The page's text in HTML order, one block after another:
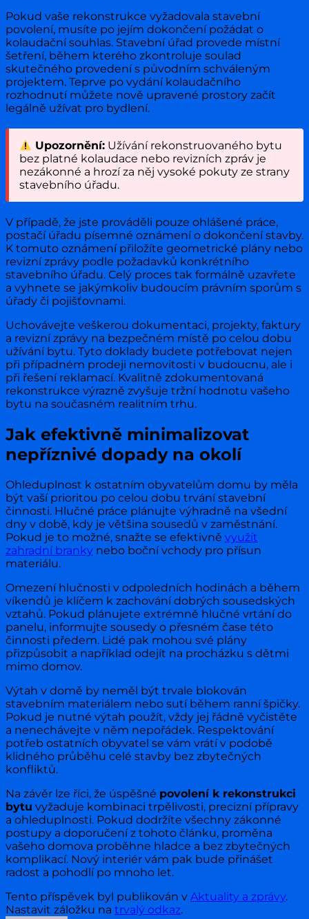
Pokud vaše rekonstrukce vyžadovala stavební
povolení, musíte po jejím dokončení požádat o
kolaudační souhlas. Stavební úřad provede místní
šetření, během kterého zkontroluje soulad
skutečného provedení s původním schváleným
projektem. Teprve po vydání kolaudačního
rozhodnutí můžete nově upravené prostory začít
legálně užívat pro bydlení.
Upozornění: Užívání rekonstruovaného bytu
bez platné kolaudace nebo revizních zpráv je
nezákonné a hrozí za něj vysoké pokuty ze strany
stavebního úřadu.
V případě, že jste prováděli pouze ohlášené práce,
postačí úřadu písemné oznámení o dokončení stavby.
K tomuto oznámení přiložíte geometrické plány nebo
revizní zprávy podle požadavků konkrétního
stavebního úřadu. Celý proces tak formálně uzavřete
a vyhnete se jakýmkoliv budoucím právním sporům s
úřady či pojišťovnami.
Uchovávejte veškerou dokumentaci, projekty, faktury
a revizní zprávy na bezpečném místě po celou dobu
užívání bytu. Tyto doklady budete potřebovat nejen
při případném prodeji nemovitosti v budoucnu, ale i
při řešení reklamací. Kvalitně zdokumentovaná
rekonstrukce výrazně zvyšuje tržní hodnotu vašeho
bytu na současném realitním trhu.
Jak efektivně minimalizovat
nepříznivé dopady na okolí
Ohleduplnost k ostatním obyvatelům domu by měla
být vaší prioritou po celou dobu trvání stavební
činnosti. Hlučné práce plánujte výhradně na všední
dny v době, kdy je většina sousedů v zaměstnání.
Pokud je to možné, snažte se efektivně využít
zahradní branky nebo boční vchody pro přísun
materiálu.
Omezení hlučnosti v odpoledních hodinách a během
víkendů je klíčem k zachování dobrých sousedských
vztahů. Pokud plánujete extrémně hlučné vrtání do
panelu, informujte sousedy o přesném čase této
činnosti předem. Lidé pak mohou své plány
přizpůsobit a například odejít na procházku s dětmi
mimo domov.
Výtah v domě by neměl být trvale blokován
stavebním materiálem nebo sutí během ranní špičky.
Pokud je nutné výtah použít, vždy jej řádně vyčistěte
a nenechávejte v něm nepořádek. Respektování
potřeb ostatních obyvatel se vám vrátí v podobě
klidného průběhu celé stavby bez zbytečných
konfliktů.
Na závěr lze říci, že úspěšné povolení k rekonstrukci
bytu vyžaduje kombinaci trpělivosti, precizní přípravy
a ohleduplnosti. Pokud dodržíte všechny zákonné
postupy a doporučení z tohoto článku, proměna
vašeho domova proběhne hladce a bez zbytečných
komplikací. Nový interiér vám pak bude přinášet
radost a pohodlí po mnoho let.
Tento příspěvek byl publikován v Aktuality a zprávy.
Nastavit záložku na trvalý odkaz.